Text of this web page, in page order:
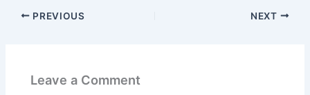
PREVIOUS NEXT
Leave a Comment